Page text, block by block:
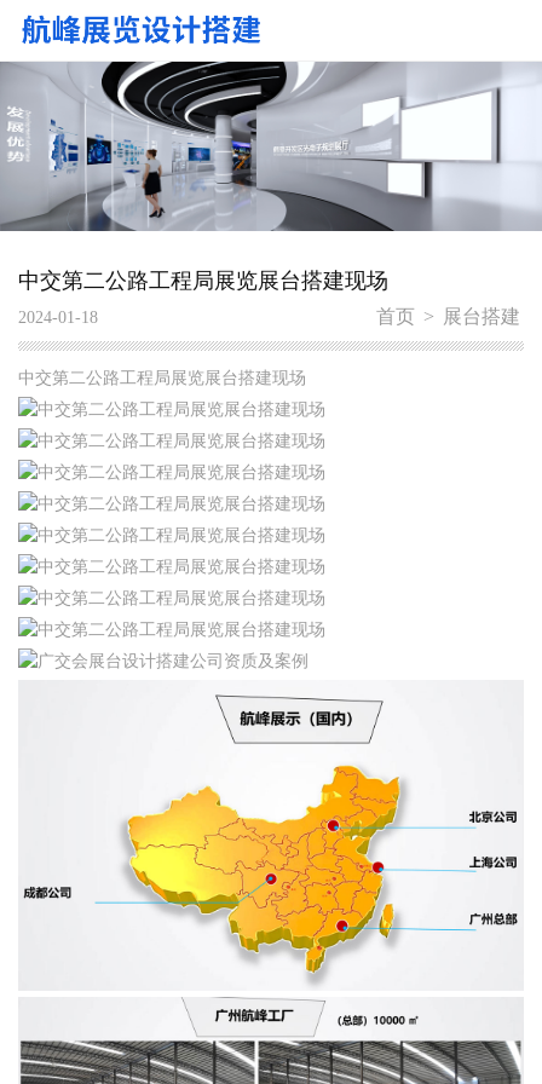
中交第二公路工程局展览展台搭建现场
2024-01-18 首页 > 展台搭建
中交第二公路工程局展览展台搭建现场